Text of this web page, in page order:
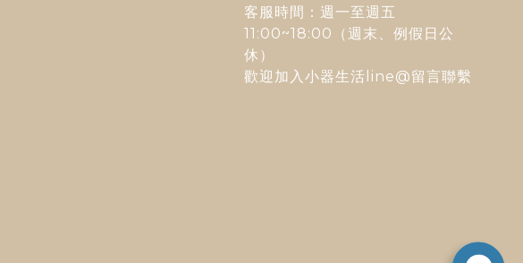
客服時間：週一至週五
11:00~18:00（週末、例假日公
休）
歡迎加入 小器生活line@留言聯繫